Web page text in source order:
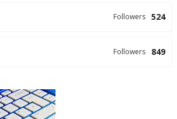
524
Followers
849
Followers